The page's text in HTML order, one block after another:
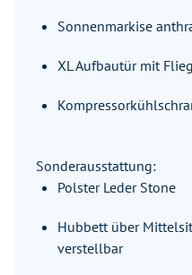
Sonnenmarkise
XL Aufbautür mit
Sonderausstattung:
Polster Leder Stone
Hubbett über
verstellbar